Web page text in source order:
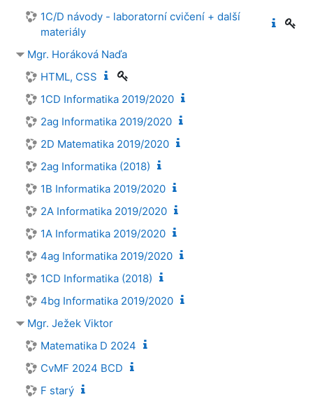
1C/D návody - laboratorní cvičení + další
materiály
Mgr. Horáková Naďa
HTML, CSS
1CD Informatika 2019/2020
2ag Informatika 2019/2020
2D Matematika 2019/2020
2ag Informatika (2018)
1B Informatika 2019/2020
2A Informatika 2019/2020
1A Informatika 2019/2020
4ag Informatika 2019/2020
1CD Informatika (2018)
4bg Informatika 2019/2020
Mgr. Ježek Viktor
Matematika D 2024
CvMF 2024 BCD
F starý